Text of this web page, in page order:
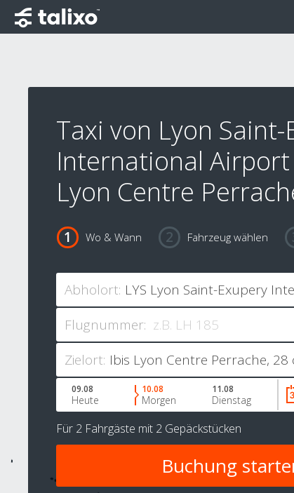
Taxi von Lyon Saint-
International
Lyon Centre
Wo & Wann Fahrzeug wählen
Abholort:
Flugnummer:
Zielort:
09.08
Heute
10.08
Morgen
11.08
Dienstag
Für 2 Fahrgäste mit 2 Gepäckstücken